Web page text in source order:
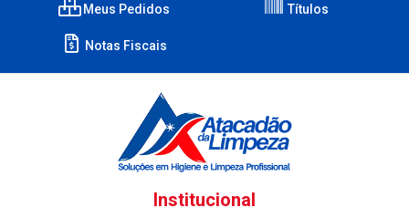
Meus Pedidos Títulos
Notas Fiscais
Institucional